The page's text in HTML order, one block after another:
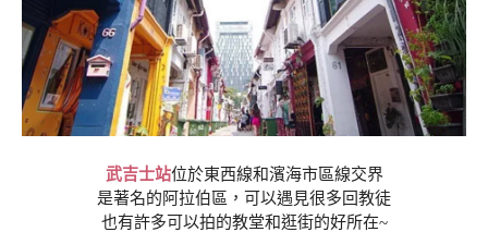
武吉士站位於東西線和濱海市區線交界
是著名的阿拉伯區，可以遇見很多回教徒
也有許多可以拍的教堂和逛街的好所在~